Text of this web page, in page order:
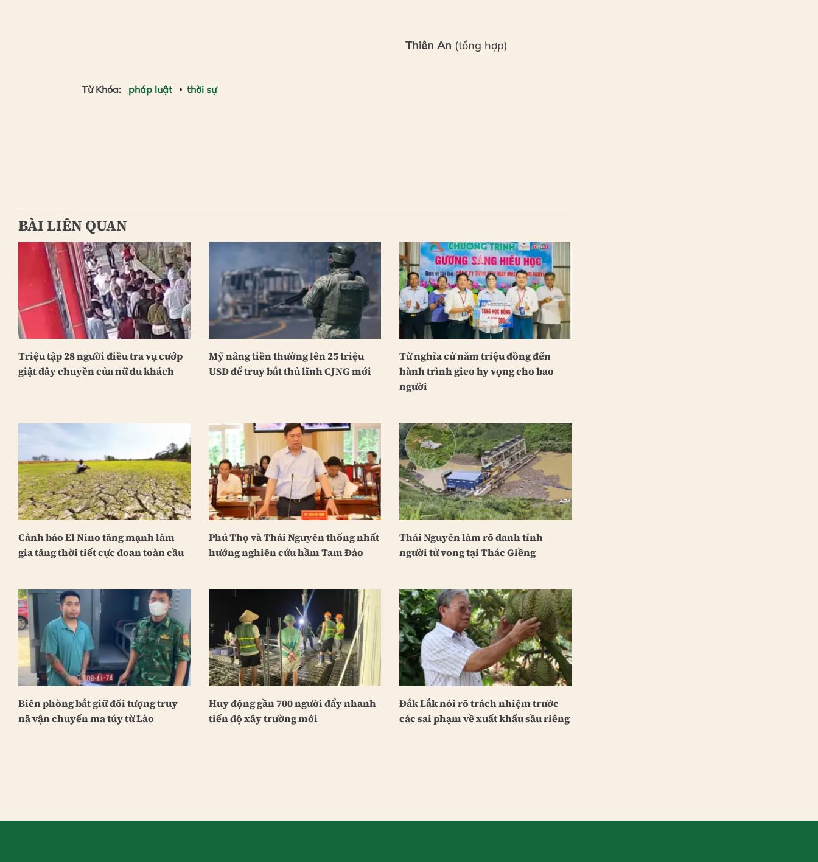
Thiên An (tổng hợp)
Từ Khóa: pháp luật thời sự
BÀI LIÊN QUAN
Triệu tập 28 người điều tra vụ cướp
giật dây chuyền của nữ du khách
Mỹ nâng tiền thưởng lên 25 triệu
USD để truy bắt thủ lĩnh CJNG mới
Từ nghĩa cử năm triệu đồng đến
hành trình gieo hy vọng cho bao
người
Cảnh báo El Nino tăng mạnh làm
gia tăng thời tiết cực đoan toàn cầu
Phú Thọ và Thái Nguyên thống nhất
hướng nghiên cứu hầm Tam Đảo
Thái Nguyên làm rõ danh tính
người tử vong tại Thác Giềng
Biên phòng bắt giữ đối tượng truy
nã vận chuyển ma túy từ Lào
Huy động gần 700 người đẩy nhanh
tiến độ xây trường mới
Đắk Lắk nói rõ trách nhiệm trước
các sai phạm về xuất khẩu sầu riêng